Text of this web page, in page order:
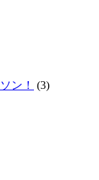
ン！
(3)